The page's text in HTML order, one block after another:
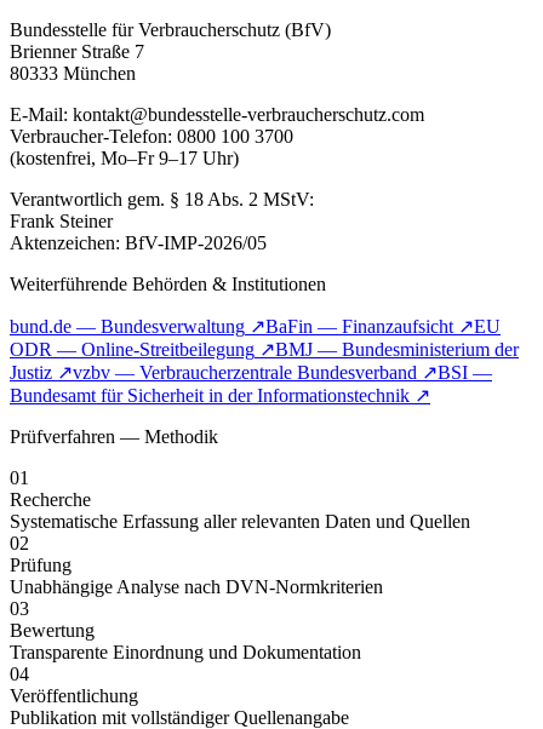
Bundesstelle für Verbraucherschutz (BfV)
Brienner Straße 7
80333 München
E-Mail: kontakt@bundesstelle-verbraucherschutz.com
Verbraucher-Telefon: 0800 100 3700
(kostenfrei, Mo–Fr 9–17 Uhr)
Verantwortlich gem. § 18 Abs. 2 MStV:
Frank Steiner
Aktenzeichen: BfV-IMP-2026/05
Weiterführende Behörden & Institutionen
bund.de — Bundesverwaltung ↗BaFin — Finanzaufsicht ↗EU
ODR — Online-Streitbeilegung ↗BMJ — Bundesministerium der
Justiz ↗vzbv — Verbraucherzentrale Bundesverband ↗BSI —
Bundesamt für Sicherheit in der Informationstechnik ↗
Prüfverfahren — Methodik
01
Recherche
Systematische Erfassung aller relevanten Daten und Quellen
02
Prüfung
Unabhängige Analyse nach DVN-Normkriterien
03
Bewertung
Transparente Einordnung und Dokumentation
04
Veröffentlichung
Publikation mit vollständiger Quellenangabe